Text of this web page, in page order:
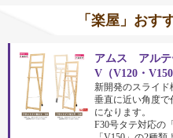
「楽屋」おす
アムス アル
V（V120・V150
新開発のスライド
垂直に近い角度で
になります。
F30号タテ対応の